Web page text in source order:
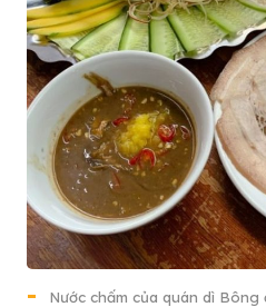
Nước chấm của quán dì Bông